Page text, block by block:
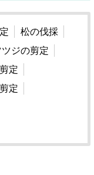
松の伐採
ツジの剪定
定
定